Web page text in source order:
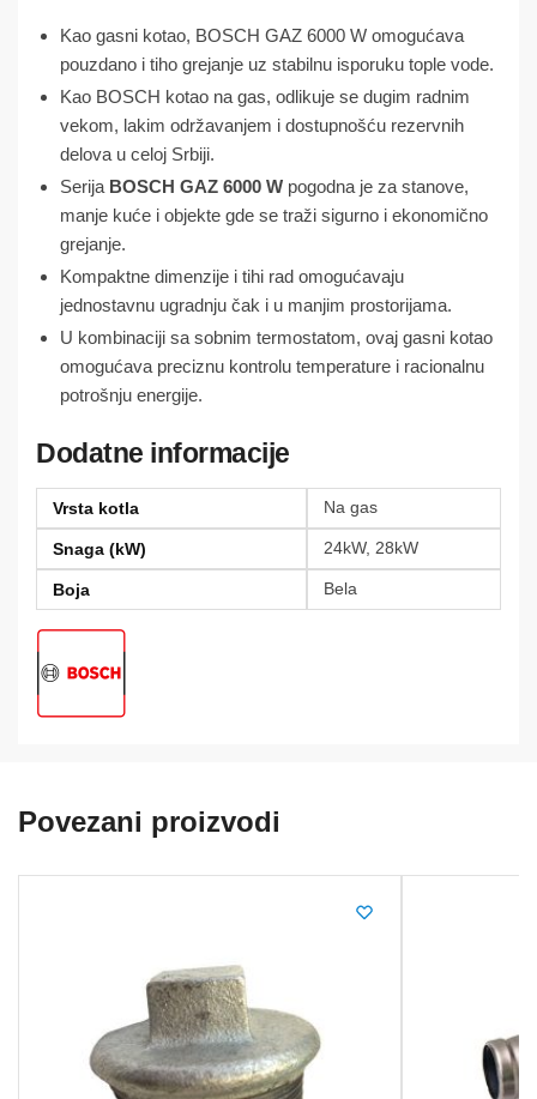
Kao gasni kotao, BOSCH GAZ 6000 W omogućava
pouzdano i tiho grejanje uz stabilnu isporuku tople vode.
Kao BOSCH kotao na gas, odlikuje se dugim radnim
vekom, lakim održavanjem i dostupnošću rezervnih
delova u celoj Srbiji.
Serija BOSCH GAZ 6000 W pogodna je za stanove,
manje kuće i objekte gde se traži sigurno i ekonomično
grejanje.
Kompaktne dimenzije i tihi rad omogućavaju
jednostavnu ugradnju čak i u manjim prostorijama.
U kombinaciji sa sobnim termostatom, ovaj gasni kotao
omogućava preciznu kontrolu temperature i racionalnu
potrošnju energije.
Dodatne informacije
Vrsta kotla Na gas
Snaga (kW) 24kW, 28kW
Boja Bela
Povezani proizvodi